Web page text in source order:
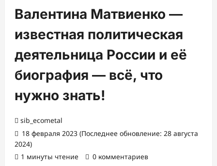
Валентина Матвиенко —
известная политическая
деятельница России и её
биография — всё, что
нужно знать!
sib_ecometal
18 февраля 2023 (Последнее обновление: 28 августа
2024)
1 минуты чтение
0 комментариев